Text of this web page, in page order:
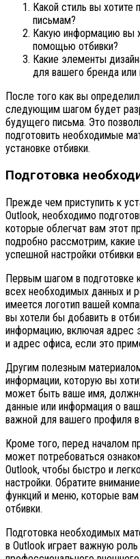
Какой стиль вы
письмам?
Какую информацию вы
помощью отбивки?
Какие элементы
для вашего бренда или
После того как вы
следующим шагом будет
будущего письма. Это
подготовить необходимые
установке отбивки.
Подготовка
Прежде чем приступить к
Outlook, необходимо
которые облегчат вам этот
подробно рассмотрим, какие
успешной настройки отбивки
Первым шагом в подготовке
всех необходимых данных и
имеется логотип вашей
вы хотели бы добавить в
информацию, включая адрес
и адрес офиса, если это
Другим полезным
информации, которую вы
может быть ваше имя,
данные или информация о
важной для вашего профиля
Кроме того, перед началом
может потребоваться
Outlook, чтобы быстро и
настройки. Обратите
функций и меню, которые вам
отбивки.
Подготовка необходимых
в Outlook играет важную